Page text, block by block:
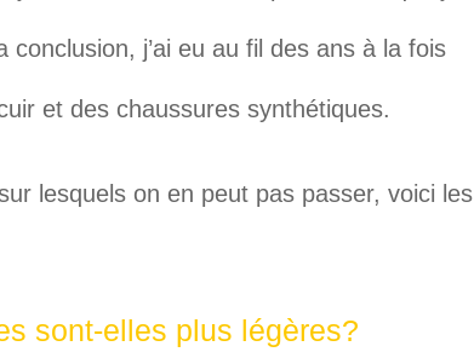
conclusion, j’ai eu au fil des ans à la fois
et des chaussures synthétiques.
lesquels on en peut pas passer, voici les
sont-elles plus légères?